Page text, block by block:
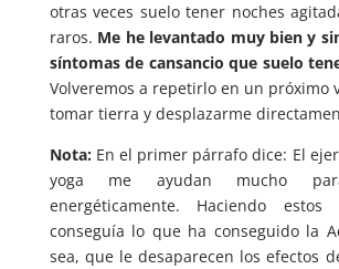
otras veces suelo tener noches
raros. Me he levantado muy bien y
síntomas de cansancio que suelo
Volveremos a repetirlo en un próximo
tomar tierra y desplazarme
Nota:En el primer párrafo dice: El
yoga me ayudan mucho
energéticamente. Haciendo
conseguía lo que ha conseguido la
sea, que le desaparecen los efectos